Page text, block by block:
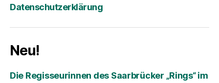
Datenschutzerklärung
Neu!
Die Regisseurinnen des Saarbrücker „Rings“ im